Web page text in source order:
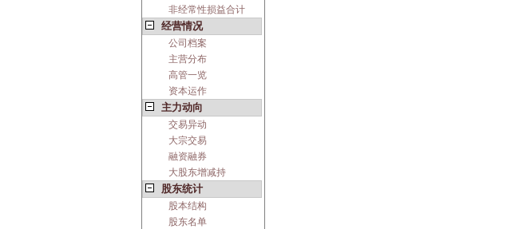
非经常性损益合计
经营情况
公司档案
主营分布
高管一览
资本运作
主力动向
交易异动
大宗交易
融资融券
大股东增减持
股东统计
股本结构
股东名单